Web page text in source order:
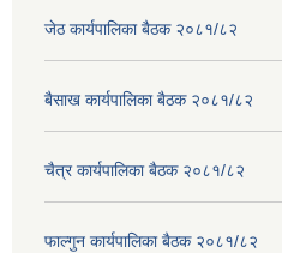
जेठ कार्यपालिका बैठक २०८१/८२
बैसाख कार्यपालिका बैठक २०८१/८२
चैत्र कार्यपालिका बैठक २०८१/८२
फाल्गुन कार्यपालिका बैठक २०८१/८२